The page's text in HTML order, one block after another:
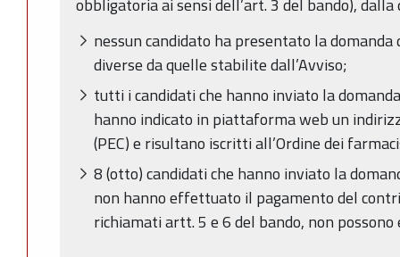
nessun candidato ha presentato la
diverse da quelle stabilite dall’Avviso;
tutti i candidati che hanno inviato la
hanno indicato in piattaforma web un
(PEC) e risultano iscritti all’Ordine dei
8 (otto) candidati che hanno inviato la
non hanno effettuato il pagamento del
richiamati artt. 5 e 6 del bando, non possono